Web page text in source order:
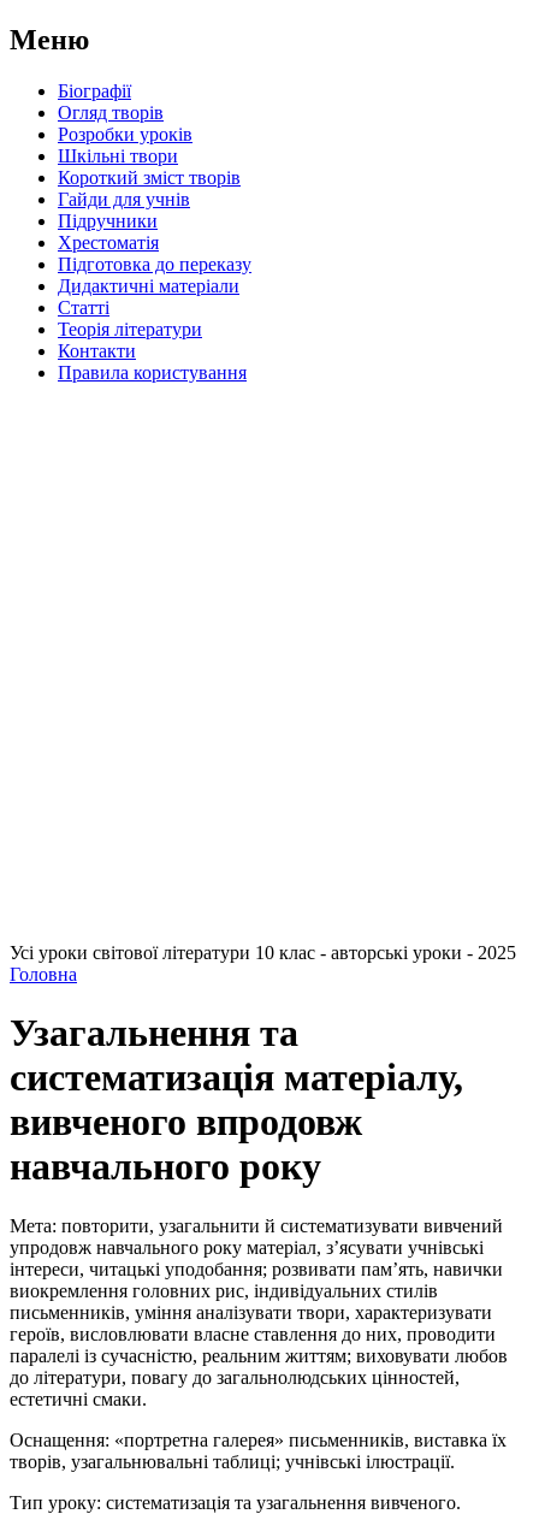
Меню
Біографії
Огляд творів
Розробки уроків
Шкільні твори
Короткий зміст творів
Гайди для учнів
Підручники
Хрестоматія
Підготовка до переказу
Дидактичні матеріали
Статті
Теорія літератури
Контакти
Правила користування
Усі уроки світової літератури 10 клас - авторські уроки - 2025
Головна
Узагальнення та
систематизація матеріалу,
вивченого впродовж
навчального року
Мета: повторити, узагальнити й систематизувати вивчений
упродовж навчального року матеріал, з’ясувати учнівські
інтереси, читацькі уподобання; розвивати пам’ять, навички
виокремлення головних рис, індивідуальних стилів
письменників, уміння аналізувати твори, характеризувати
героїв, висловлювати власне ставлення до них, проводити
паралелі із сучасністю, реальним життям; виховувати любов
до літератури, повагу до загальнолюдських цінностей,
естетичні смаки.
Оснащення: «портретна галерея» письменників, виставка їх
творів, узагальнювальні таблиці; учнівські ілюстрації.
Тип уроку: систематизація та узагальнення вивченого.